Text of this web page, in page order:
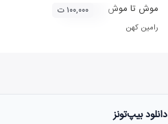
موش تا موش
رامین کهن
۱۰۰,۰۰۰ ت
دانلود بیپ‌تونز